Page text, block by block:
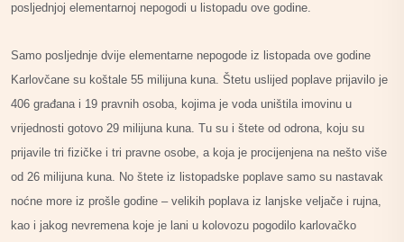
posljednjoj elementarnoj nepogodi u listopadu ove godine.
Samo posljednje dvije elementarne nepogode iz listopada ove godine
Karlovčane su koštale 55 milijuna kuna. Štetu uslijed poplave prijavilo je
406 građana i 19 pravnih osoba, kojima je voda uništila imovinu u
vrijednosti gotovo 29 milijuna kuna. Tu su i štete od odrona, koju su
prijavile tri fizičke i tri pravne osobe, a koja je procijenjena na nešto više
od 26 milijuna kuna. No štete iz listopadske poplave samo su nastavak
noćne more iz prošle godine – velikih poplava iz lanjske veljače i rujna,
kao i jakog nevremena koje je lani u kolovozu pogodilo karlovačko